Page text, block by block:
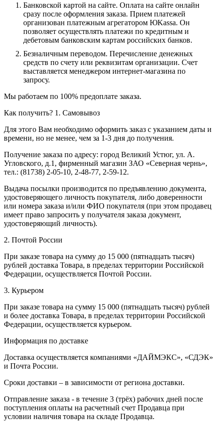
Банковской картой на сайте. Оплата на сайте онлайн
сразу после оформления заказа. Прием платежей
организован платежным агрегатором ЮKassa. Он
позволяет осуществлять платежи по кредитным и
дебетовым банковским картам российских банков.
Безналичным переводом. Перечисление денежных
средств по счету или реквизитам организации. Счет
выставляется менеджером интернет-магазина по
запросу.
Мы работаем по 100% предоплате заказа.
Как получить? 1. Самовывоз
Для этого Вам необходимо оформить заказ с указанием даты и
времени, но не менее, чем за 1-3 дня до получения.
Получение заказа по адресу: город Великий Устюг, ул. А.
Угловского, д.1, фирменный магазин ЗАО «Северная чернь»,
тел.: (81738) 2-05-10, 2-48-77, 2-59-12.
Выдача посылки производится по предъявлению документа,
удостоверяющего личность покупателя, либо доверенности
или номера заказа и/или ФИО покупателя (при этом продавец
имеет право запросить у получателя заказа документ,
удостоверяющий личность).
2. Почтой России
При заказе товара на сумму до 15 000 (пятнадцать тысяч)
рублей доставка Товара, в пределах территории Российской
Федерации, осуществляется Почтой России.
3. Курьером
При заказе товара на сумму 15 000 (пятнадцать тысяч) рублей
и более доставка Товара, в пределах территории Российской
Федерации, осуществляется курьером.
Информация по доставке
Доставка осуществляется компаниями «ДАЙМЭКС», «СДЭК»
и Почта России.
Сроки доставки – в зависимости от региона доставки.
Отправление заказа - в течение 3 (трёх) рабочих дней после
поступления оплаты на расчетный счет Продавца при
условии наличия товара на складе Продавца.